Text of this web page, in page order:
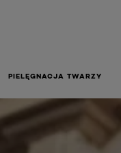
PIELĘGNACJA TWARZY